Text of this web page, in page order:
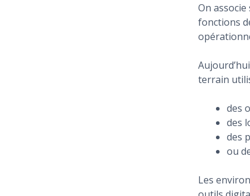
On
fonctions
terrain
des
des
des
ou
Les